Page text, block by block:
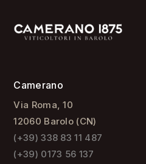
Camerano
Via Roma, 10
12060 Barolo (CN)
(+39) 338 83 11 487
(+39) 0173 56 137